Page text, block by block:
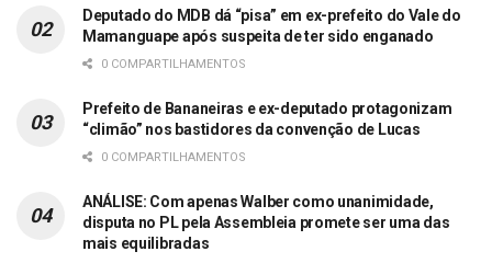
Deputado do MDB dá “pisa” em ex-prefeito do Vale do
Mamanguape após suspeita de ter sido enganado
0 COMPARTILHAMENTOS
Prefeito de Bananeiras e ex-deputado protagonizam
“climão” nos bastidores da convenção de Lucas
0 COMPARTILHAMENTOS
ANÁLISE: Com apenas Walber como unanimidade,
disputa no PL pela Assembleia promete ser uma das
mais equilibradas